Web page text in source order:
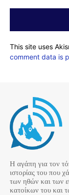
This site uses
comment data is
Η αγάπη για τον
ιστορίας του που
των ηθών και των
κατοίκων του και